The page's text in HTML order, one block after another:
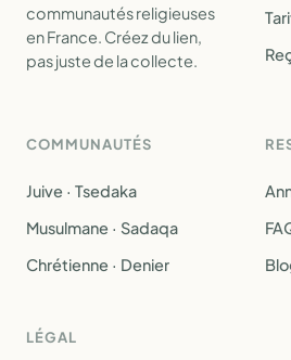
communautés religieuses
en France. Créez du lien,
pas juste de la collecte.
COMMUNAUTÉS
Juive · Tsedaka
Musulmane · Sadaqa
Chrétienne · Denier
LÉGAL